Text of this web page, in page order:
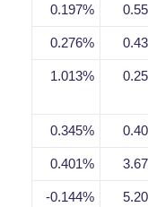
0.197%
0.276%
1.013%
0.345%
0.401%
0.144%-